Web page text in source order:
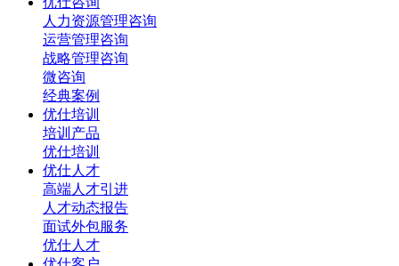
人力资源管理咨询
运营管理咨询
战略管理咨询
微咨询
经典案例
优仕培训
培训产品
优仕培训
优仕人才
高端人才引进
人才动态报告
面试外包服务
优仕人才